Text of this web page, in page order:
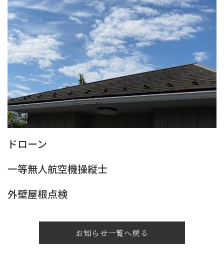
ドローン
一等無人航空機操縦士
外壁屋根点検
お知らせ一覧へ戻る